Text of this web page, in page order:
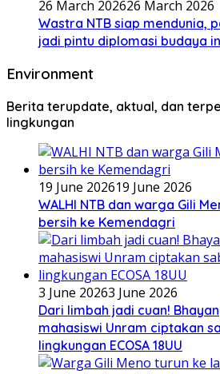
26 March 202626 March 2026
Wastra NTB siap mendunia,
jadi pintu diplomasi budaya
Environment
Berita terupdate, aktual, dan
lingkungan
19 June 202619 June 2026
WALHI NTB dan warga Gili
bersih ke Kemendagri
3 June 20263 June 2026
Dari limbah jadi cuan!
mahasiswi Unram ciptakan
lingkungan ECOSA 18UU